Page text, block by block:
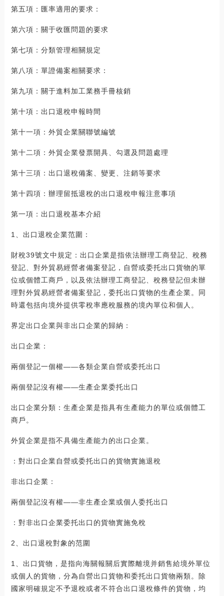
第五項：匯率適用的要求：
第六項：關于收匯問題的要求
第七項：分類管理相關規定
第八項：單證備案相關要求：
第九項：關于進料加工業務手冊核銷
第十項：出口退稅申報時間
第十一項：外貿企業關聯號編號
第十二項：外貿企業發票開具、勾選及問題處理
第十三項：出口退稅備案、變更、注銷等要求
第十四項：辦理留抵退稅的出口退稅申報注意事項
第一項：出口退稅基本介紹
1、出口退稅企業范圍：
財稅39號文中規定：出口企業是指依法辦理工商登記、稅務
登記、對外貿易經營者備案登記，自營或委托出口貨物的單
位或個體工商戶，以及依法辦理工商登記、稅務登記但未辦
理對外貿易經營者備案登記，委托出口貨物的生產企業。同
時還包括向境外提供零稅率應稅服務的境內單位和個人。
界定出口企業與非出口企業的歸納：
出口企業：
兩個登記一個權——各類企業自營或委托出口
兩個登記沒有權——生產企業委托出口
出口企業分類：生產企業是指具有生產能力的單位或個體工
商戶。
外貿企業是指不具備生產能力的出口企業。
：對出口企業自營或委托出口的貨物實施退稅
非出口企業：
兩個登記沒有權——非生產企業或個人委托出口
：對非出口企業委托出口的貨物實施免稅
2、出口退稅對象的范圍
1、出口貨物，是指向海關報關后實際離境并銷售給境外單位
或個人的貨物，分為自營出口貨物和委托出口貨物兩類。除
國家明確規定不予退稅或者不符合出口退稅條件的貨物，均